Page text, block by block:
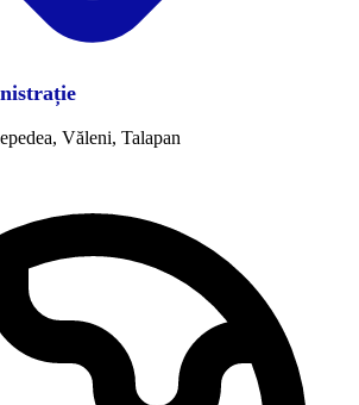
Văleni, Talapan